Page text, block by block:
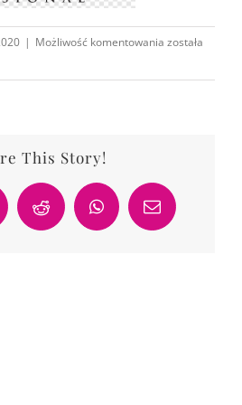
| Możliwość komentowania Schwarzkopf
została
This Story!
Reddit WhatsAppEmail